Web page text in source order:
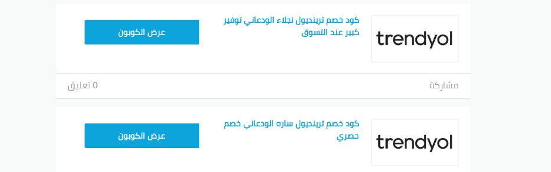
كود خصم ترينديول نجلاء الودعاني توفير
كبير عند التسوق
عرض الكوبون
مشاركة 0 تعليق
كود خصم ترينديول ساره الودعاني خصم
حصري
عرض الكوبون